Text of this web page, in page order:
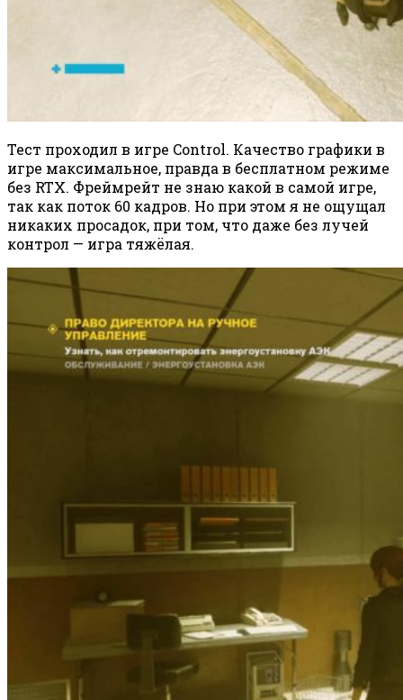
Тест проходил в игре Control. Качество графики в
игре максимальное, правда в бесплатном режиме
без RTX. Фреймрейт не знаю какой в самой игре,
так как поток 60 кадров. Но при этом я не ощущал
никаких просадок, при том, что даже без лучей
контрол — игра тяжёлая.